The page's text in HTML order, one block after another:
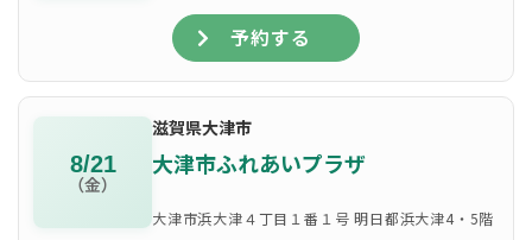
予約する
8/21
（金）
滋賀県大津市
大津市ふれあいプラザ
大津市浜大津４丁目１番１号 明日都浜大津4・5階